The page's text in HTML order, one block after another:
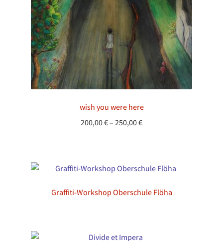
wish you were here
200,00€– 250,00€Preisspanne:
Graffiti-Workshop Oberschule Flöha